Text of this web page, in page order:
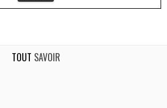
TOUT SAVOIR